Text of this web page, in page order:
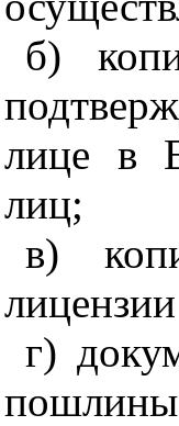
б)
лице в
лиц;
в)
г)